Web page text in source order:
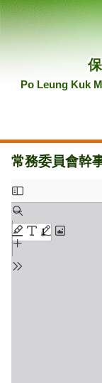
Po Leung Kuk
常務委員會幹